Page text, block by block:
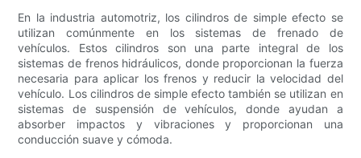
En la industria automotriz, los cilindros de simple efecto se
utilizan comúnmente en los sistemas de frenado de
vehículos. Estos cilindros son una parte integral de los
sistemas de frenos hidráulicos, donde proporcionan la fuerza
necesaria para aplicar los frenos y reducir la velocidad del
vehículo. Los cilindros de simple efecto también se utilizan en
sistemas de suspensión de vehículos, donde ayudan a
absorber impactos y vibraciones y proporcionan una
conducción suave y cómoda.